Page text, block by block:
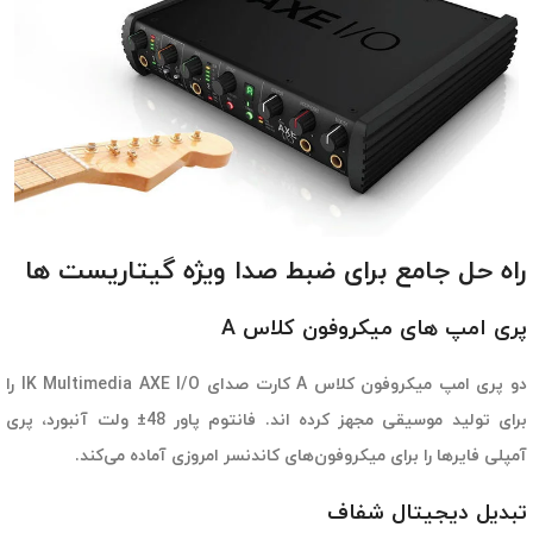
راه حل جامع برای ضبط صدا ویژه گیتاریست ها
پری امپ های میکروفون کلاس A
دو پری امپ میکروفون کلاس A کارت صدای IK Multimedia AXE I/O را
برای تولید موسیقی مجهز کرده اند. فانتوم پاور 48± ولت آنبورد، پری
آمپلی فایرها را برای میکروفون‌های کاندنسر امروزی آماده می‌کند.
تبدیل دیجیتال شفاف